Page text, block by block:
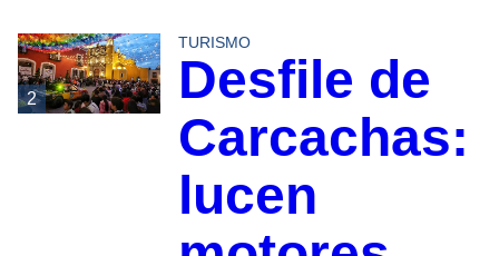
2
TURISMO
Desfile de
Carcachas:
lucen